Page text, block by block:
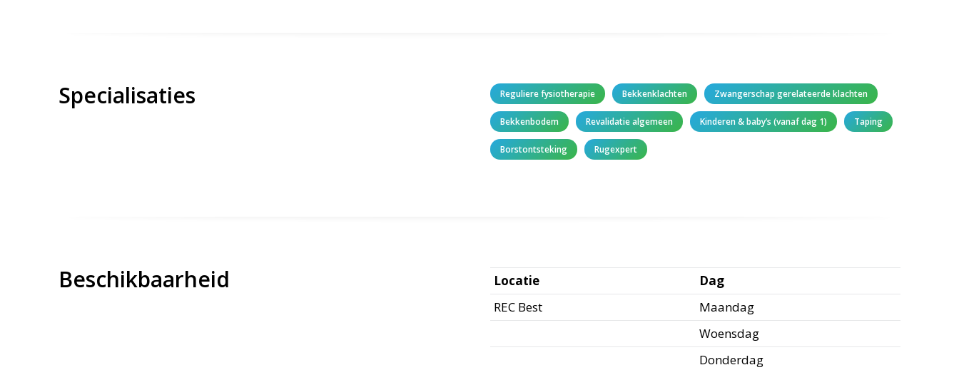
Specialisaties Reguliere fysiotherapie Bekkenklachten Zwangerschap gerelateerde klachten
Bekkenbodem Revalidatie algemeen Kinderen & baby’s (vanaf dag 1) Taping
Borstontsteking Rugexpert
Beschikbaarheid Locatie
Dag
REC Best
Maandag
Woensdag
Donderdag